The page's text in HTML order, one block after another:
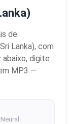
de
Lanka), com
abaixo, digite
MP3 —
Neural